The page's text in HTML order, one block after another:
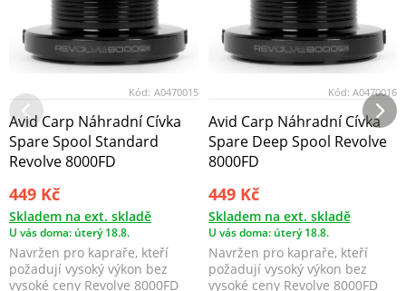
Kód: A0470015
Avid Carp Náhradní Cívka
Spare Spool Standard
Revolve 8000FD
449 Kč
Skladem na ext. skladě
U vás doma: úterý 18.8.
Navržen pro kapraře, kteří
požadují vysoký výkon bez
vysoké ceny Revolve 8000FD
Kód: A0470016
Avid Carp Náhradní Cívka
Spare Deep Spool Revolve
8000FD
449 Kč
Skladem na ext. skladě
U vás doma: úterý 18.8.
Navržen pro kapraře, kteří
požadují vysoký výkon bez
vysoké ceny Revolve 8000FD